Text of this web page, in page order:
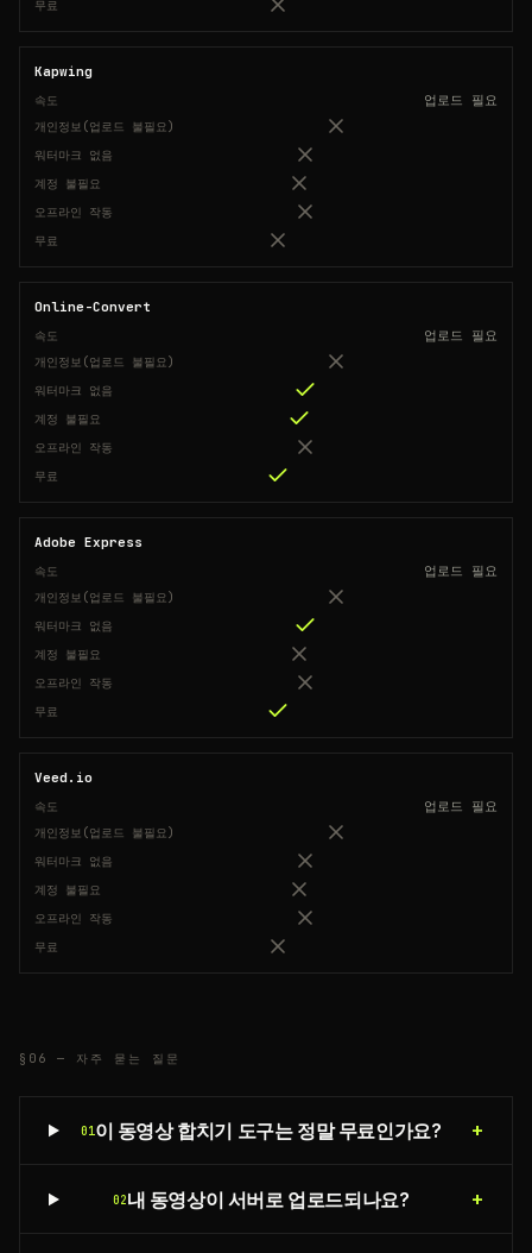
무료
Kapwing
속도 업로드 필요
개인정보(업로드 불필요)
워터마크 없음
계정 불필요
오프라인 작동
무료
Online-Convert
속도 업로드 필요
개인정보(업로드 불필요)
워터마크 없음
계정 불필요
오프라인 작동
무료
Adobe Express
속도 업로드 필요
개인정보(업로드 불필요)
워터마크 없음
계정 불필요
오프라인 작동
무료
Veed.io
속도 업로드 필요
개인정보(업로드 불필요)
워터마크 없음
계정 불필요
오프라인 작동
무료
§06 — 자주 묻는 질문
01이 동영상 합치기 도구는 정말 무료인가요? +
02내 동영상이 서버로 업로드되나요? +